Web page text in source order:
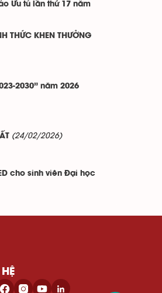
Ưu tú lần thứ 17 năm
THỨC KHEN THƯỞNG
2030” năm 2026
(24/02/2026)
cho sinh viên Đại học